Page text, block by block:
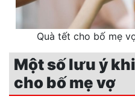
Quà tết cho bố mẹ
Một số lưu ý
cho bố mẹ vợ